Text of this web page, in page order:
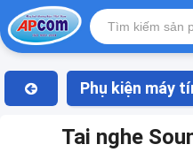
Phụ kiện máy
Tai nghe